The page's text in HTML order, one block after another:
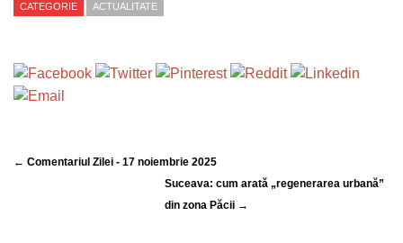
CATEGORIE ACTUALITATE
← Comentariul Zilei - 17 noiembrie 2025
Suceava: cum arată „regenerarea urbană”
din zona Păcii →